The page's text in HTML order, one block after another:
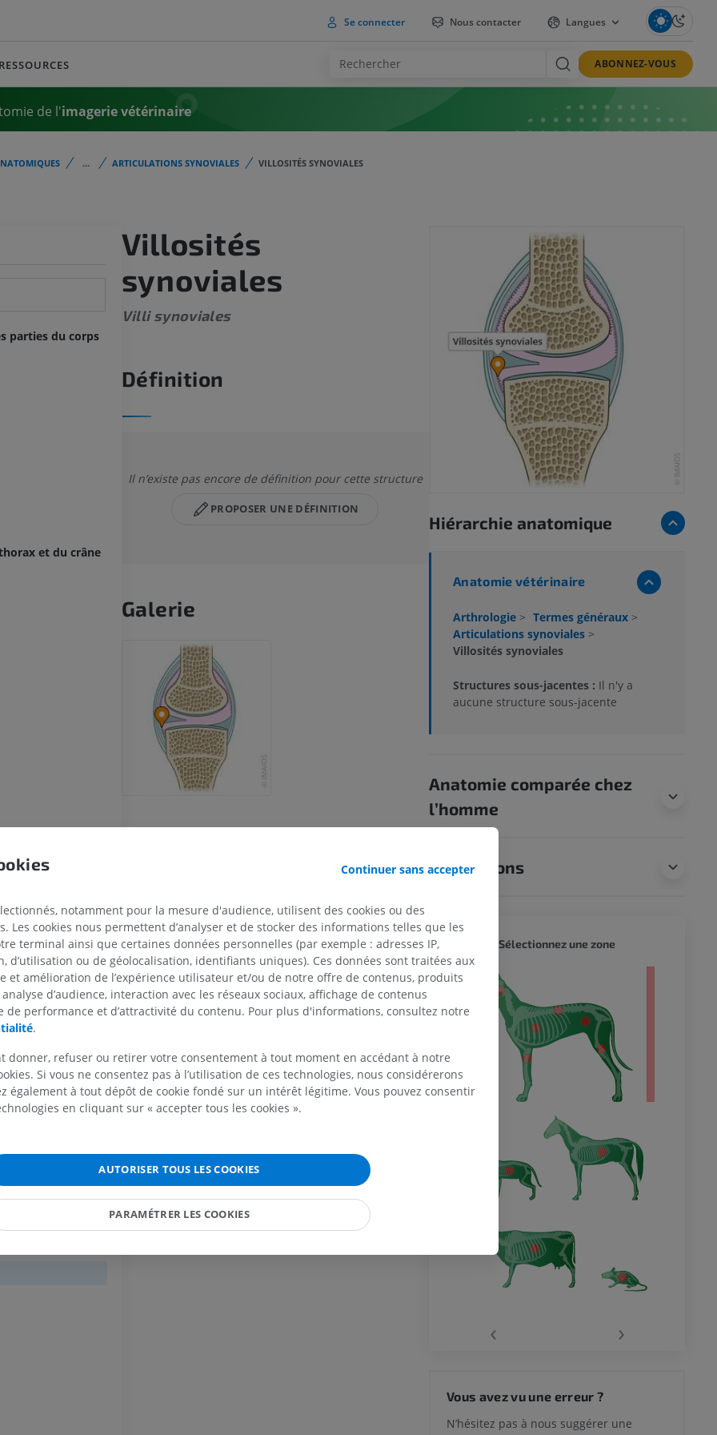
Se connecter Nous contacter Langues
RESSOURCES ABONNEZ-VOUS
de l'imagerie vétérinaire
... ARTICULATIONS SYNOVIALES VILLOSITÉS SYNOVIALES
parties du corps
et du crâne
Villosités
synoviales
Villi synoviales
Définition
Il n’existe pas encore de définition pour cette structure
PROPOSER UNE DÉFINITION
Galerie
Hiérarchie anatomique
Anatomie vétérinaire
Arthrologie > Termes généraux >
Articulations synoviales >
Villosités synoviales
Structures sous-jacentes : Il n'y a
aucune structure sous-jacente
Anatomie comparée chez
l’homme
Traductions
Cheval - Ostéologie
Illustrations
PREMIUM
Cheval - Ostéologie
Radiographies
GRATUIT
PREMIUM
Illustrations
SOURIS
Souris - Corps entier
TDM
GRATUIT
Sélectionnez une zone
‹ ›
Vous avez vu une erreur ?
N’hésitez pas à nous suggérer une
Continuer sans accepter
notamment pour la mesure d'audience, utilisent des cookies ou des
Les cookies nous permettent d’analyser et de stocker des informations telles que les
terminal ainsi que certaines données personnelles (par exemple : adresses IP,
d’utilisation ou de géolocalisation, identifiants uniques). Ces données sont traitées aux
et amélioration de l’expérience utilisateur et/ou de notre offre de contenus, produits
d’audience, interaction avec les réseaux sociaux, affichage de contenus
de performance et d’attractivité du contenu. Pour plus d'informations, consultez notre
.
donner, refuser ou retirer votre consentement à tout moment en accédant à notre
Si vous ne consentez pas à l’utilisation de ces technologies, nous considérerons
également à tout dépôt de cookie fondé sur un intérêt légitime. Vous pouvez consentir
en cliquant sur « accepter tous les cookies ».
AUTORISER TOUS LES COOKIES
PARAMÉTRER LES COOKIES